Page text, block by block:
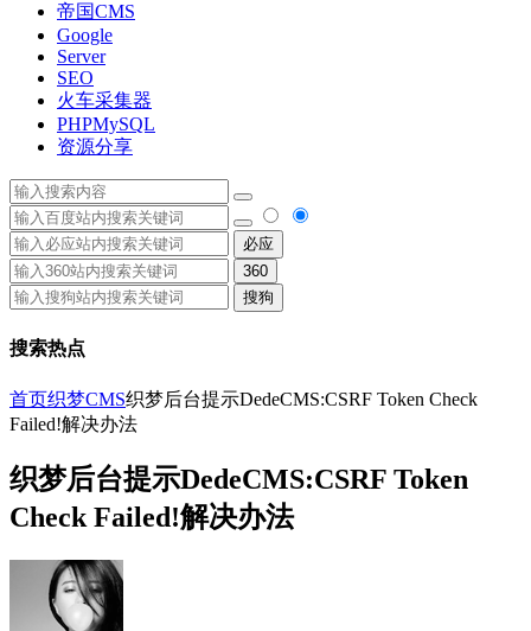
帝国CMS
Google
Server
SEO
火车采集器
PHPMySQL
资源分享
必应
360
搜狗
搜索热点
首页织梦CMS织梦后台提示DedeCMS:CSRF Token Check
Failed!解决办法
织梦后台提示DedeCMS:CSRF Token
Check Failed!解决办法